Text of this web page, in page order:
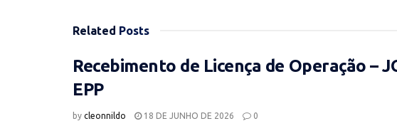
Related Posts
Recebimento de Licença de Operação –
EPP
by cleonnildo 18 DE JUNHO DE 2026 0